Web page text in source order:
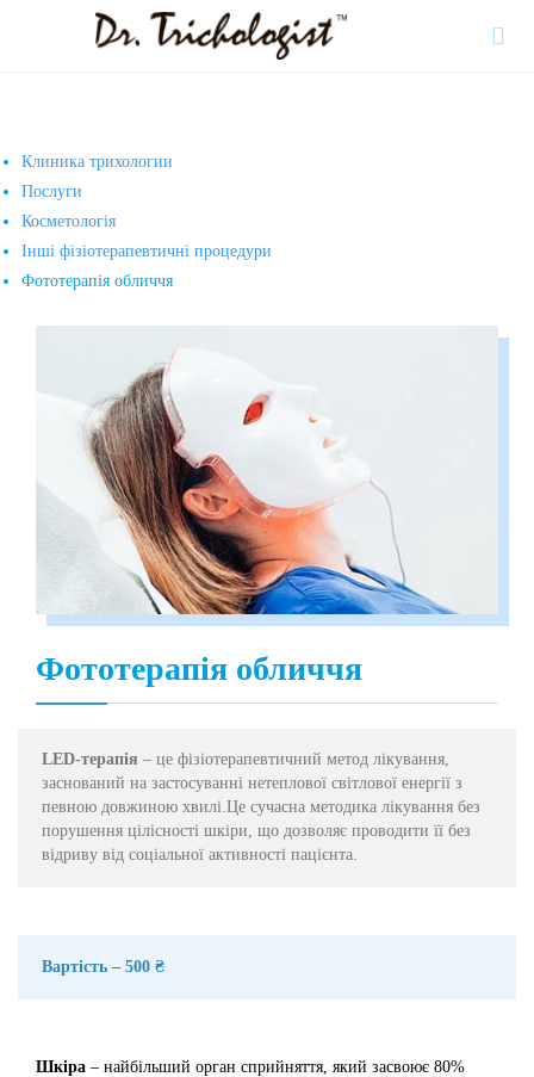

Клиника трихологии
Послуги
Косметологія
Інші фізіотерапевтичні процедури
Фототерапія обличчя
Фототерапія обличчя
LED-терапія – це фізіотерапевтичний метод лікування,
заснований на застосуванні нетеплової світлової енергії з
певною довжиною хвилі.Це сучасна методика лікування без
порушення цілісності шкіри, що дозволяє проводити її без
відриву від соціальної активності пацієнта.
Вартість – 500 ₴
Шкіра – найбільший орган сприйняття, який засвоює 80%